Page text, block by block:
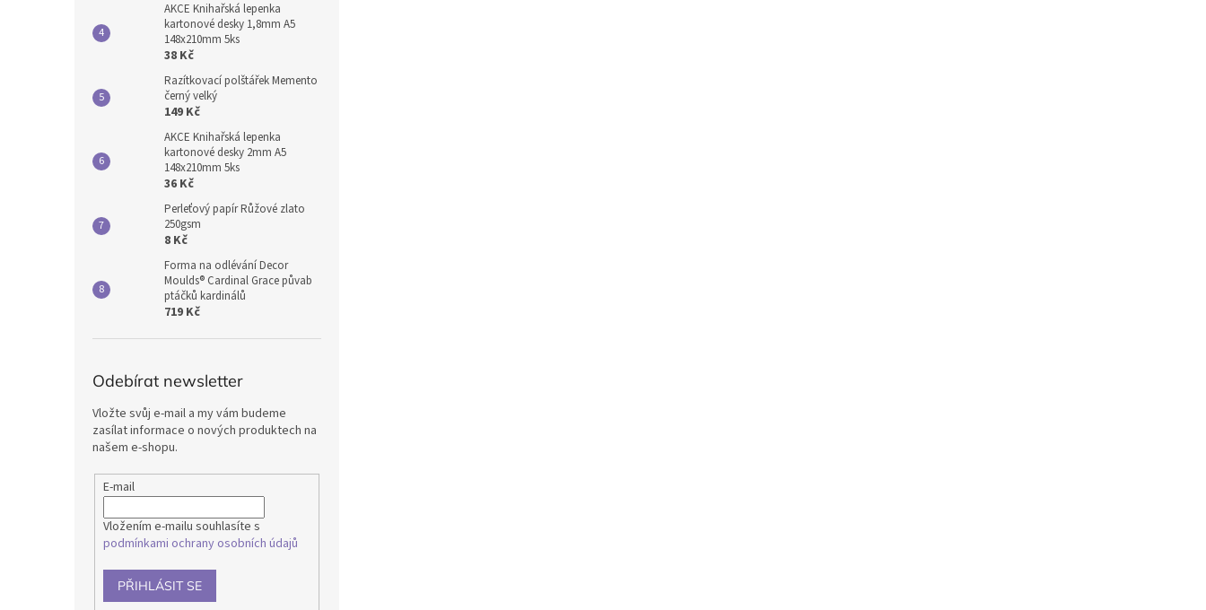
AKCE Knihařská lepenka
kartonové desky 1,8mm A5
148x210mm 5ks
38 Kč
Razítkovací polštářek Memento
černý velký
149 Kč
AKCE Knihařská lepenka
kartonové desky 2mm A5
148x210mm 5ks
36 Kč
Perleťový papír Růžové zlato
250gsm
8 Kč
Forma na odlévání Decor
Moulds® Cardinal Grace půvab
ptáčků kardinálů
719 Kč
Odebírat newsletter
Vložte svůj e-mail a my vám budeme
zasílat informace o nových produktech na
našem e-shopu.
E-mail
Vložením e-mailu souhlasíte s
podmínkami ochrany osobních údajů
PŘIHLÁSIT SE